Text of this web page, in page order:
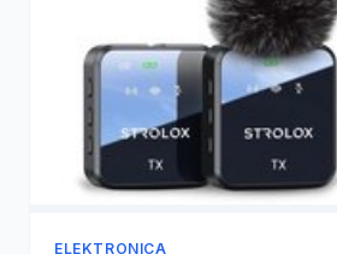
ELEKTRONICA